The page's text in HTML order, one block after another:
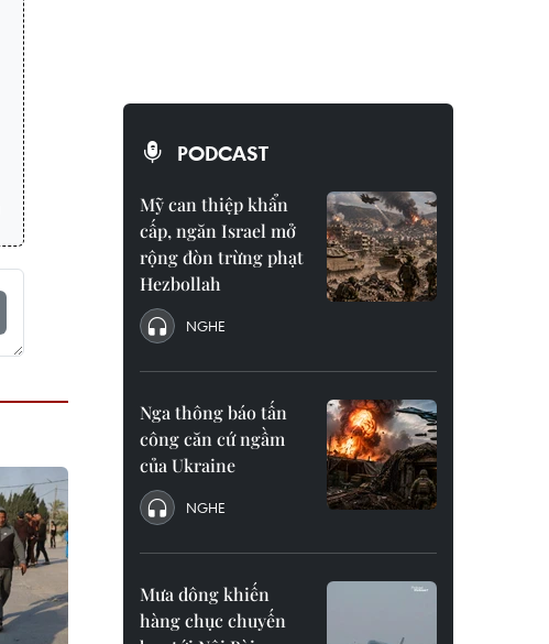
PODCAST
Mỹ can thiệp khẩn
cấp, ngăn Israel mở
rộng đòn trừng phạt
Hezbollah
NGHE
Nga thông báo tấn
công căn cứ ngầm
của Ukraine
NGHE
Mưa dông khiến
hàng chục chuyến